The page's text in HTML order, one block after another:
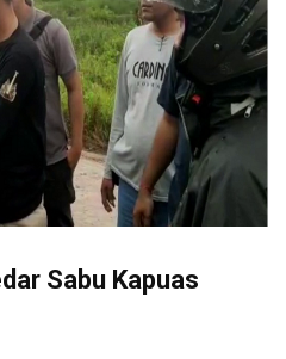
Sabu Kapuas